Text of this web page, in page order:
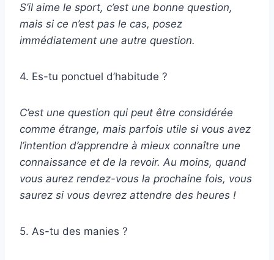
S’il aime le sport, c’est une bonne question,
mais si ce n’est pas le cas, posez
immédiatement une autre question.
4. Es-tu ponctuel d’habitude ?
C’est une question qui peut être considérée
comme étrange, mais parfois utile si vous avez
l’intention d’apprendre à mieux connaître une
connaissance et de la revoir. Au moins, quand
vous aurez rendez-vous la prochaine fois, vous
saurez si vous devrez attendre des heures !
5. As-tu des manies ?